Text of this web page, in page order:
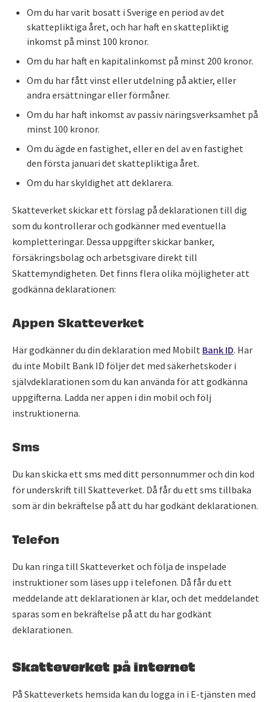
Om du har varit bosatt i Sverige en period av det
skattepliktiga året, och har haft en skattepliktig
inkomst på minst 100 kronor.
Om du har haft en kapitalinkomst på minst 200 kronor.
Om du har fått vinst eller utdelning på aktier, eller
andra ersättningar eller förmåner.
Om du har haft inkomst av passiv näringsverksamhet på
minst 100 kronor.
Om du ägde en fastighet, eller en del av en fastighet
den första januari det skattepliktiga året.
Om du har skyldighet att deklarera.
Skatteverket skickar ett förslag på deklarationen till dig
som du kontrollerar och godkänner med eventuella
kompletteringar. Dessa uppgifter skickar banker,
försäkringsbolag och arbetsgivare direkt till
Skattemyndigheten. Det finns flera olika möjligheter att
godkänna deklarationen:
Appen Skatteverket
Här godkänner du din deklaration med Mobilt Bank ID. Har
du inte Mobilt Bank ID följer det med säkerhetskoder i
självdeklarationen som du kan använda för att godkänna
uppgifterna. Ladda ner appen i din mobil och följ
instruktionerna.
Sms
Du kan skicka ett sms med ditt personnummer och din kod
för underskrift till Skatteverket. Då får du ett sms tillbaka
som är din bekräftelse på att du har godkänt deklarationen.
Telefon
Du kan ringa till Skatteverket och följa de inspelade
instruktioner som läses upp i telefonen. Då får du ett
meddelande att deklarationen är klar, och det meddelandet
sparas som en bekräftelse på att du har godkänt
deklarationen.
Skatteverket på internet
På Skatteverkets hemsida kan du logga in i E-tjänsten med